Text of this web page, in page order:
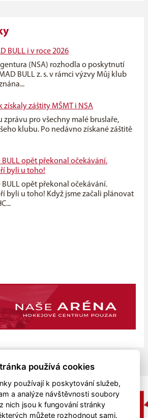
BULL i v roce 2026
(NSA) rozhodla o poskytnutí
BULL z. s. v rámci výzvy Můj klub
získaly záštity MŠMT i NSA
zprávu pro všechny malé bruslaře,
klubu. Po nedávno získané záštitě
BULL opět překonal očekávání.
byli u toho!
BULL opět překonal očekávání.
byli u toho! Když jsme začali plánovat
používá cookies
používají k poskytování služeb,
a analýze návštěvnosti soubory
nich jsou k fungování stránky
můžete rozhodnout sami.